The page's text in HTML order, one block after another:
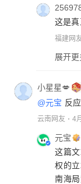
这是
福建网
展开
小星星💋
@元宝 反
云南网友 4
元宝
这篇
权的
南海